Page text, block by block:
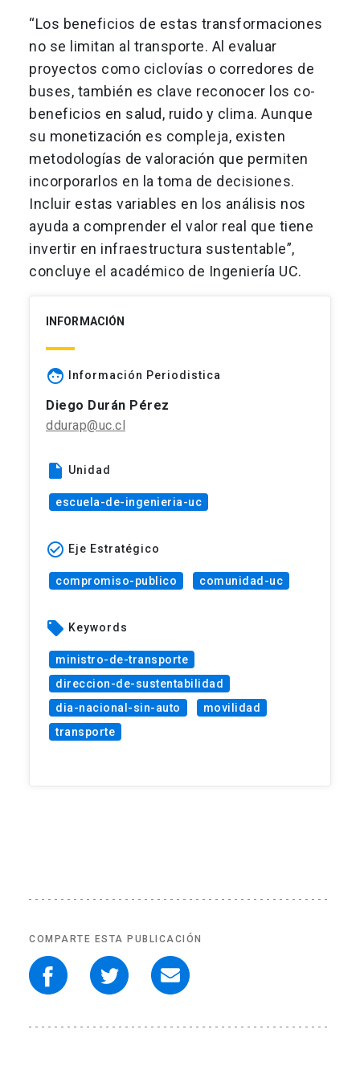
“Los beneficios de estas transformaciones
no se limitan al transporte. Al evaluar
proyectos como ciclovías o corredores de
buses, también es clave reconocer los co-
beneficios en salud, ruido y clima. Aunque
su monetización es compleja, existen
metodologías de valoración que permiten
incorporarlos en la toma de decisiones.
Incluir estas variables en los análisis nos
ayuda a comprender el valor real que tiene
invertir en infraestructura sustentable”,
concluye el académico de Ingeniería UC.
INFORMACIÓN
face Información Periodistica
Diego Durán Pérez
ddurap@uc.cl
insert_drive_file Unidad
escuela-de-ingenieria-uc
check_circle_outline Eje Estratégico
compromiso-publico comunidad-uc
local_offer Keywords
ministro-de-transporte
direccion-de-sustentabilidad
dia-nacional-sin-auto
movilidad
transporte
COMPARTE ESTA PUBLICACIÓN